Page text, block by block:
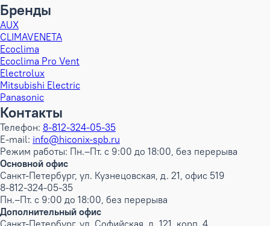
Бренды
AUX
CLIMAVENETA
Ecoclima
Ecoclima Pro Vent
Electrolux
Mitsubishi Electric
Panasonic
Контакты
Телефон: 8-812-324-05-35
E-mail: info@hiconix-spb.ru
Режим работы: Пн.–Пт. с 9:00 до 18:00, без перерыва
Основной офис
Санкт-Петербург, ул. Кузнецовская, д. 21, офис 519
8-812-324-05-35
Пн.–Пт. с 9:00 до 18:00, без перерыва
Дополнительный офис
Санкт-Петербург, ул. Софийская, д. 121, корп. 4